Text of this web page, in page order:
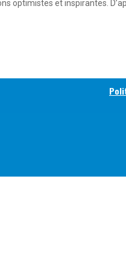
optimistes et inspirantes.